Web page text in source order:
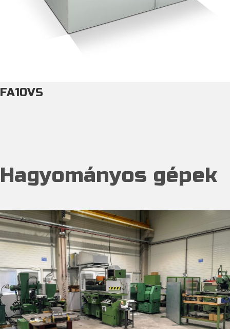
FA10VS
Hagyományos gépek